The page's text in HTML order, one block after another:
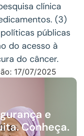
clínica
(3)
públicas
do acesso à
do câncer.
17/07/2025
e
Conheça.